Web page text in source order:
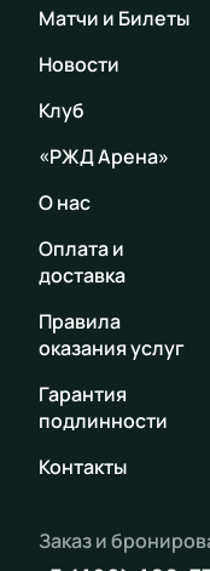
Матчи и Билеты
Новости
Клуб
«РЖД Арена»
О нас
Оплата и
доставка
Правила
оказания услуг
Гарантия
подлинности
Контакты
Заказ и